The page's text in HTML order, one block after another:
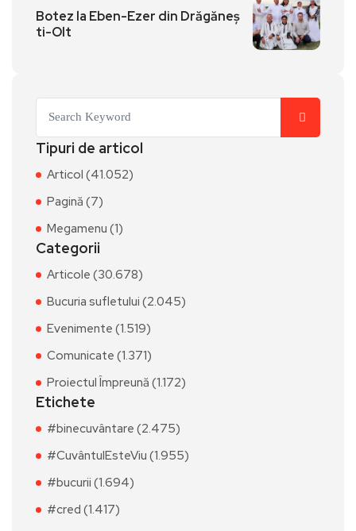
Botez la Eben-Ezer din Drăgăneș
ti-Olt
Tipuri de articol
Articol (41.052)
Pagină (7)
Megamenu (1)
Categorii
Articole (30.678)
Bucuria sufletului (2.045)
Evenimente (1.519)
Comunicate (1.371)
Proiectul Împreună (1.172)
Etichete
#binecuvântare (2.475)
#CuvântulEsteViu (1.955)
#bucurii (1.694)
#cred (1.417)